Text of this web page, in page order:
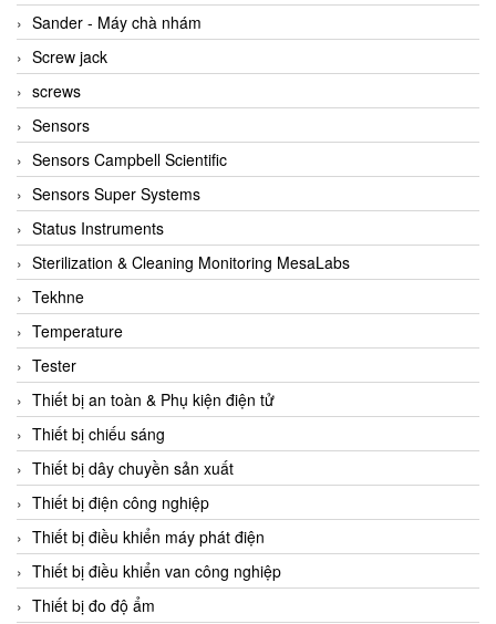
Buhler
BURLING INSTRUMENTS
Burster
BUSCHJOST
Calectro
Campbell Scientific
Canneed Vietnam
Cantoni
CAPS
CAREL Parts
CCS
CD Automation
CEAG Sicherheitst
CEIA Vietnam
Celduc Vietnam
Cemb
Centec GmbH
CEQUBE
Sander - Máy chà nhám
Screw jack
screws
Sensors
Sensors Campbell Scientific
Sensors Super Systems
Status Instruments
Sterilization & Cleaning Monitoring MesaLabs
Tekhne
Temperature
Tester
Thiết bị an toàn & Phụ kiện điện tử
Thiết bị chiếu sáng
Thiết bị dây chuyền sản xuất
Thiết bị điện công nghiệp
Thiết bị điều khiển máy phát điện
Thiết bị điều khiển van công nghiệp
Thiết bị đo độ ẩm